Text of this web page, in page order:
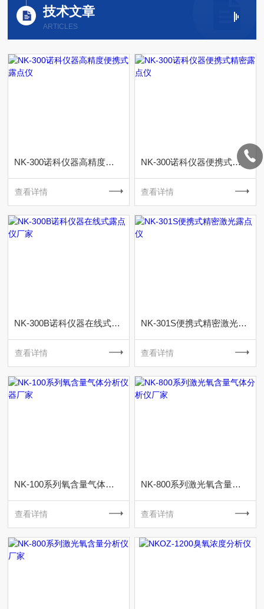
技术文章
ARTICLES
NK-300诺科仪器高精度便携式露点仪
查看详情
NK-300诺科仪器便携式精密露点仪
查看详情
NK-300B诺科仪器在线式露点仪厂家
查看详情
NK-301S便携式精密激光露点仪
查看详情
NK-100系列氧含量气体分析仪器厂家
查看详情
NK-800系列激光氧含量气体分析仪厂家
查看详情